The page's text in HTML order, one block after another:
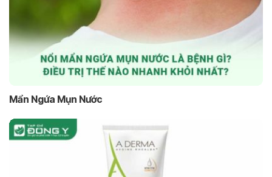
Mẩn Ngứa Mụn Nước